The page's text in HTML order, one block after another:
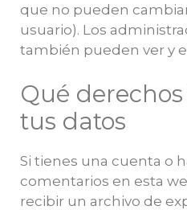
que no pueden
usuario). Los
también pueden ver y
Qué
tus datos
Si tienes una cuenta o
comentarios en esta
recibir un archivo de